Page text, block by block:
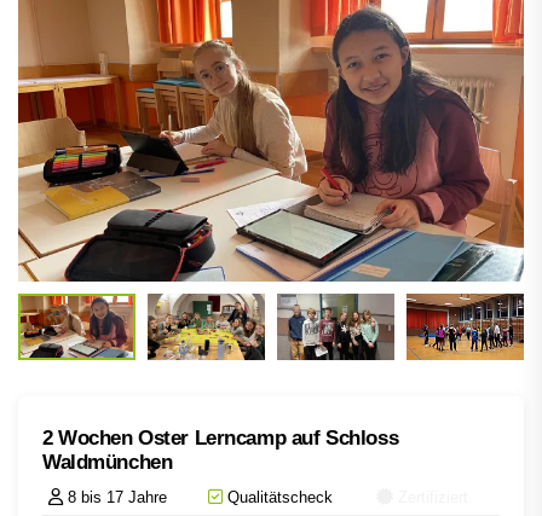
2 Wochen Oster Lerncamp auf Schloss
Waldmünchen
8 bis 17 Jahre Qualitätscheck